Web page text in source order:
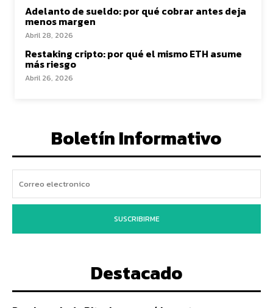
Adelanto de sueldo: por qué cobrar antes deja
menos margen
Abril 28, 2026
Restaking cripto: por qué el mismo ETH asume
más riesgo
Abril 26, 2026
Boletín Informativo
SUSCRIBIRME
Destacado